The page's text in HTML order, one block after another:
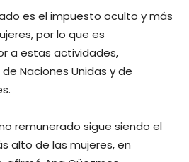
es el impuesto oculto y más
por lo que es
a estas actividades,
Naciones Unidas y de
remunerado sigue siendo el
alto de las mujeres, en